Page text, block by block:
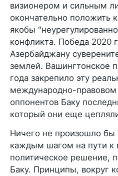
визионером и сильным
окончательно положить
якобы
конфликта. Победа 2020
Азербайджану
землей. Вашингтонское
года закрепило эту
международно-правовом
оппонентов Баку
который они еще
Ничего не произошло бы
каждым шагом на пути к
политическое решение,
Баку. Принципы, вокруг